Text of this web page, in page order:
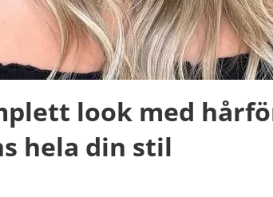
look med
hela din stil